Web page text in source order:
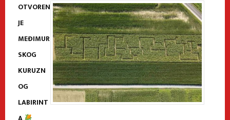
OTVOREN
JE
MEĐIMUR
SKOG
KURUZN
OG
LABIRINT